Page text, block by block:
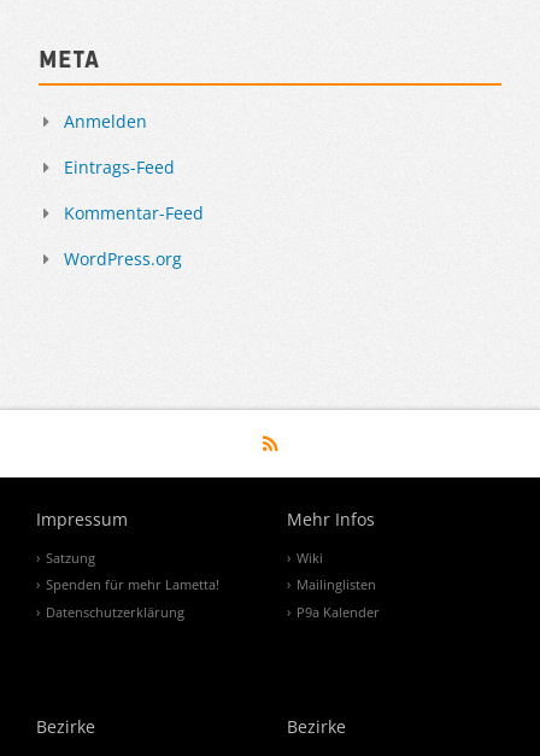
Meta
Anmelden
Eintrags-Feed
Kommentar-Feed
WordPress.org
Impressum
Satzung
Spenden für mehr Lametta!
Datenschutzerklärung
Mehr Infos
Wiki
Mailinglisten
P9a Kalender
Bezirke Bezirke